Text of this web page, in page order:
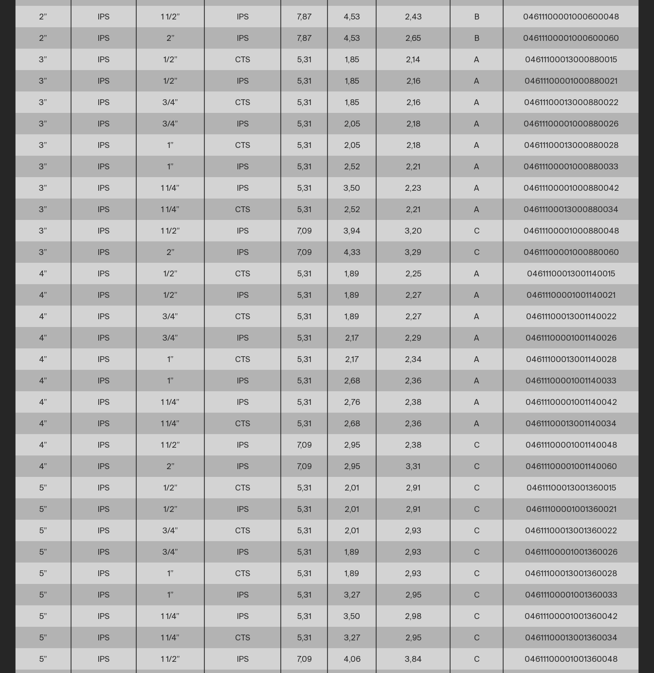
2” IPS 1 1/2” IPS 7,87 4,53 2,43 B 04611100001000600048
2” IPS 2” IPS 7,87 4,53 2,65 B 04611100001000600060
3” IPS 1/2” CTS 5,31 1,85 2,14 A 04611100013000880015
3” IPS 1/2” IPS 5,31 1,85 2,16 A 04611100001000880021
3” IPS 3/4” CTS 5,31 1,85 2,16 A 04611100013000880022
3” IPS 3/4” IPS 5,31 2,05 2,18 A 04611100001000880026
3” IPS 1” CTS 5,31 2,05 2,18 A 04611100013000880028
3” IPS 1” IPS 5,31 2,52 2,21 A 04611100001000880033
3” IPS 1 1/4” IPS 5,31 3,50 2,23 A 04611100001000880042
3” IPS 1 1/4” CTS 5,31 2,52 2,21 A 04611100013000880034
3” IPS 1 1/2” IPS 7,09 3,94 3,20 C 04611100001000880048
3” IPS 2” IPS 7,09 4,33 3,29 C 04611100001000880060
4” IPS 1/2” CTS 5,31 1,89 2,25 A 04611100013001140015
4” IPS 1/2” IPS 5,31 1,89 2,27 A 04611100001001140021
4” IPS 3/4” CTS 5,31 1,89 2,27 A 04611100013001140022
4” IPS 3/4” IPS 5,31 2,17 2,29 A 04611100001001140026
4” IPS 1” CTS 5,31 2,17 2,34 A 04611100013001140028
4” IPS 1” IPS 5,31 2,68 2,36 A 04611100001001140033
4” IPS 1 1/4” IPS 5,31 2,76 2,38 A 04611100001001140042
4” IPS 1 1/4” CTS 5,31 2,68 2,36 A 04611100013001140034
4” IPS 1 1/2” IPS 7,09 2,95 2,38 C 04611100001001140048
4” IPS 2” IPS 7,09 2,95 3,31 C 04611100001001140060
5” IPS 1/2” CTS 5,31 2,01 2,91 C 04611100013001360015
5” IPS 1/2” IPS 5,31 2,01 2,91 C 04611100001001360021
5” IPS 3/4” CTS 5,31 2,01 2,93 C 04611100013001360022
5” IPS 3/4” IPS 5,31 1,89 2,93 C 04611100001001360026
5” IPS 1” CTS 5,31 1,89 2,93 C 04611100013001360028
5” IPS 1” IPS 5,31 3,27 2,95 C 04611100001001360033
5” IPS 1 1/4” IPS 5,31 3,50 2,98 C 04611100001001360042
5” IPS 1 1/4” CTS 5,31 3,27 2,95 C 04611100013001360034
5” IPS 1 1/2” IPS 7,09 4,06 3,84 C 04611100001001360048